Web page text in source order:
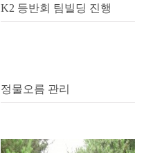
K2 등반회 팀빌딩 진행
정물오름 관리